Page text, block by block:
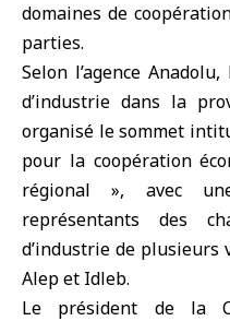
domaines de
parties.
Selon l’agence
d’industrie dans la
organisé le sommet
pour la coopération
régional », avec
représentants des
d’industrie de plusieurs
Alep et Idleb.
Le président de la